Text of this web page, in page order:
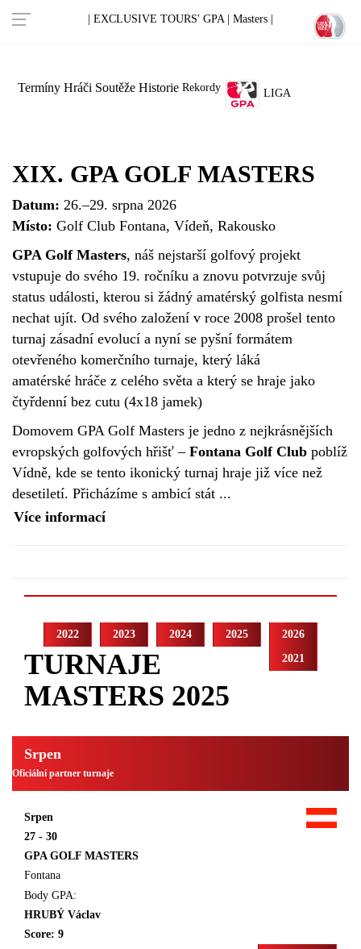
Táto stránka využíva cookies. Rozumiem Odmietnuť cookies
| EXCLUSIVE TOURS' GPA | Masters |
Termíny Hráči Soutěže Historie Rekordy LIGA
XIX. GPA GOLF MASTERS
Datum: 26.–29. srpna 2026
Místo: Golf Club Fontana, Vídeň, Rakousko
GPA Golf Masters, náš nejstarší golfový projekt
vstupuje do svého 19. ročníku a znovu potvrzuje svůj
status události, kterou si žádný amatérský golfista nesmí
nechat ujít. Od svého založení v roce 2008 prošel tento
turnaj zásadní evolucí a nyní se pyšní formátem
otevřeného komerčního turnaje, který láká
amatérské hráče z celého světa a který se hraje jako
čtyřdenní bez cutu (4x18 jamek)
Domovem GPA Golf Masters je jedno z nejkrásnějších
evropských golfových hřišť – Fontana Golf Club poblíž
Vídně, kde se tento ikonický turnaj hraje již více než
desetiletí. Přicházíme s ambicí stát ...
Více informací
2026
2025
2024
2023
2022
2021
TURNAJE
MASTERS 2025
Srpen
Oficiální partner turnaje
Srpen
27 - 30
GPA GOLF MASTERS
Fontana
Body GPA:
HRUBÝ Václav
Score: 9